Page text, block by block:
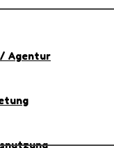
Agentur